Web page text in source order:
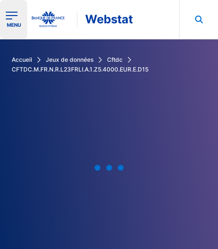
Ouvrir le menu de navigation
MENU Webstat
Accueil Jeux de données
Cftdc
CFTDC.M.FR.N.R.L23FRLI.A.1.Z5.4000.EUR.E.D15